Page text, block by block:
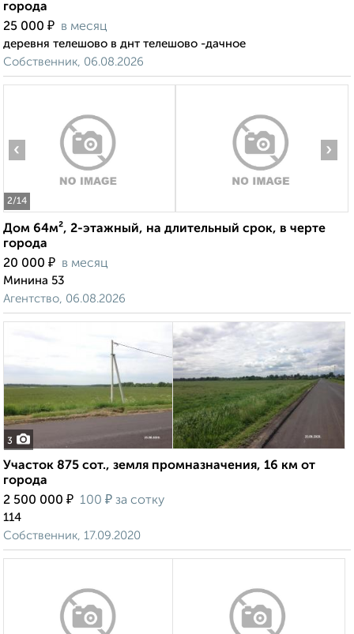
города
25 000 ₽ в месяц
деревня телешово в днт телешово -дачное
Собственник, 06.08.2026
2/14
‹ ›
Дом 64м², 2-этажный, на длительный срок, в черте
города
20 000 ₽ в месяц
Минина 53
Агентство, 06.08.2026
3
Участок 875 сот., земля промназначения, 16 км от
города
2 500 000 ₽ 100 ₽ за сотку
114
Собственник, 17.09.2020